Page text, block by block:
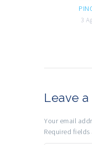
3
Leave
Your email
Required fields